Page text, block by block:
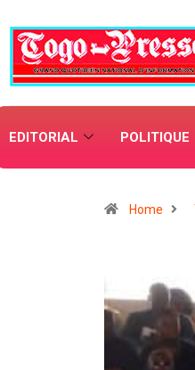
EDITORIAL POLITIQUE
Home